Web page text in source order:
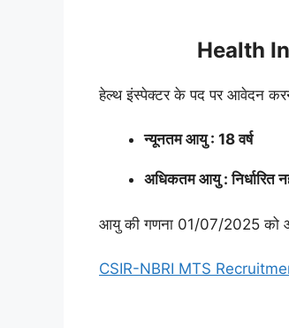
Health
हेल्थ इंस्पेक्टर के पद पर आवेदन करने
न्यूनतम आयु : 18 वर्ष
अधिकतम आयु : निर्धारित
आयु की गणना 01/07/2025 को
CSIR-NBRI MTS